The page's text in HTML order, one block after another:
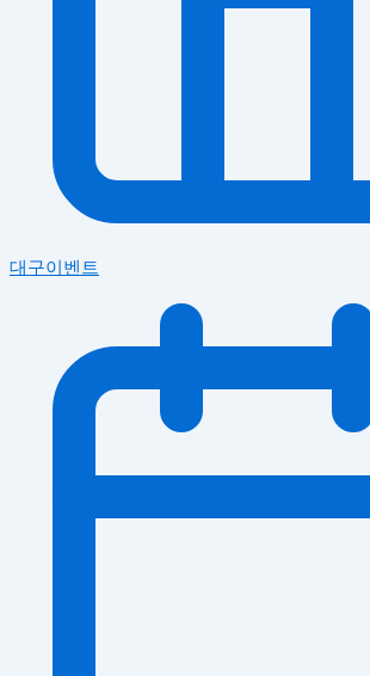
대구이벤트